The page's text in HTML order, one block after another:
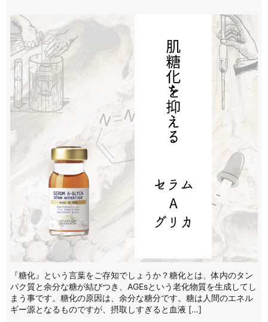
『糖化』という言葉をご存知でしょうか？糖化とは、体内のタン
パク質と余分な糖が結びつき、AGEsという老化物質を生成してし
まう事です。糖化の原因は、余分な糖分です。糖は人間のエネル
ギー源となるものですが、摂取しすぎると血液 […]